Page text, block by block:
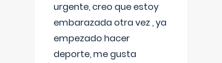
urgente, creo que estoy
embarazada otra vez , ya
empezado hacer
deporte, me gusta